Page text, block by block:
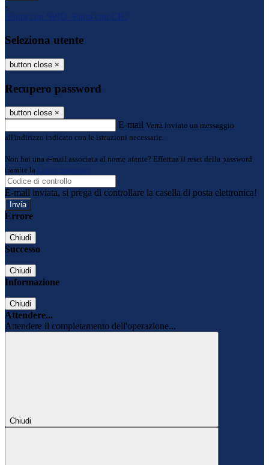
-
Entra con SPID
Entra con CIE
Seleziona utente
button close ×
Recupero password
button close ×
E-mail Verrà inviato un messaggio
all'indirizzo indicato con le istruzioni necessarie.
Non hai una e-mail associata al nome utente? Effettua il reset della password
tramite la
Login Spaggiari
E-mail inviata, si prega di controllare la casella di posta elettronica!
Errore
Chiudi
Successo
Chiudi
Informazione
Chiudi
Attendere...
Attendere il completamento dell'operazione...
Chiudi